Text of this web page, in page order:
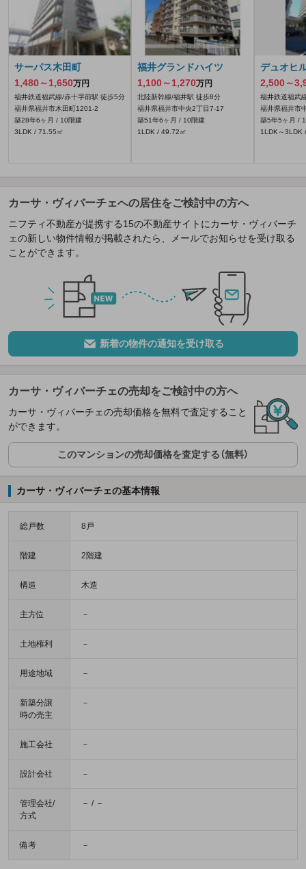
サーパス木田町
1,480～1,650万円
福井鉄道福武線/赤十字前駅 徒歩5分
福井県福井市木田町1201‐2
築28年6ヶ月 / 10階建
3LDK / 71.55㎡
福井グランドハイツ
1,100～1,270万円
北陸新幹線/福井駅 徒歩8分
福井県福井市中央2丁目7-17
築51年6ヶ月 / 10階建
1LDK / 49.72㎡
デュオヒ
2,500～
福井鉄道福武
福井県福井市
築5年5ヶ月 /
1LDK～3LDK
カーサ・ヴィバーチェへの居住をご検討中の方へ
ニフティ不動産が提携する15の不動産サイトにカーサ・ヴィバーチ
ェの新しい物件情報が掲載されたら、メールでお知らせを受け取る
ことができます。
新着の物件の通知を受け取る
カーサ・ヴィバーチェの売却をご検討中の方へ
カーサ・ヴィバーチェの売却価格を無料で査定すること
ができます。
このマンションの売却価格を査定する（無料）
カーサ・ヴィバーチェの基本情報
総戸数 8戸
階建 2階建
構造 木造
主方位 －
土地権利 －
用途地域 －
新築分譲
時の売主
－
施工会社 －
設計会社 －
管理会社/
方式
－ / －
備考 －